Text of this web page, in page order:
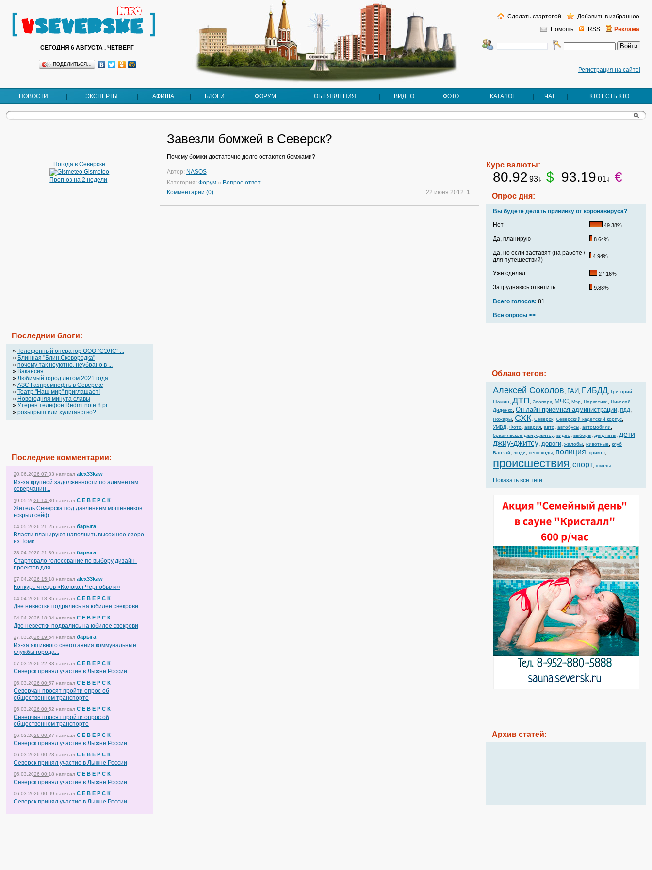
СЕГОДНЯ 6 АВГУСТА , ЧЕТВЕРГ
ПОДЕЛИТЬСЯ…
Регистрация на сайте!
Помощь RSS Реклама
Сделать стартовой Добавить в избранное
НОВОСТИ ЭКСПЕРТЫ АФИША БЛОГИ ФОРУМ ОБЪЯВЛЕНИЯ ВИДЕО ФОТО КАТАЛОГ ЧАТ КТО ЕСТЬ КТО
Погода в Северске
Gismeteo
Прогноз на 2 недели
Последнии блоги:
» Телефонный оператор OOO “СЭЛС” ...
» Блинная "Блин.Сковородка"
» почему так неуютно, неубрано в ...
» Вакансия
» Любимый город летом 2021 года
» АЗС Газпромнефть в Северске
» Театр "Наш мир" приглашает!
» Новогодняя минута славы
» Утерен телефон Redmi note 8 pr ...
» розыгрыш или хулиганство?
Последние комментарии:
20.06.2026 07:33 написал alex33kaw
Из-за крупной задолженности по алиментам
северчанин...
19.05.2026 14:30 написал С Е В Е Р С К
Житель Северска под давлением мошенников
вскрыл сейф...
04.05.2026 21:25 написал барыга
Власти планируют наполнить высохшее озеро
из Томи
23.04.2026 21:39 написал барыга
Стартовало голосование по выбору дизайн-
проектов для...
07.04.2026 15:18 написал alex33kaw
Конкурс чтецов «Колокол Чернобыля»
04.04.2026 18:35 написал С Е В Е Р С К
Две невестки подрались на юбилее свекрови
04.04.2026 18:34 написал С Е В Е Р С К
Две невестки подрались на юбилее свекрови
27.03.2026 19:54 написал барыга
Из-за активного снеготаяния коммунальные
службы города...
07.03.2026 22:33 написал С Е В Е Р С К
Северск принял участие в Лыжне России
06.03.2026 00:57 написал С Е В Е Р С К
Северчан просят пройти опрос об
общественном транспорте
06.03.2026 00:52 написал С Е В Е Р С К
Северчан просят пройти опрос об
общественном транспорте
06.03.2026 00:37 написал С Е В Е Р С К
Северск принял участие в Лыжне России
06.03.2026 00:23 написал С Е В Е Р С К
Северск принял участие в Лыжне России
06.03.2026 00:18 написал С Е В Е Р С К
Северск принял участие в Лыжне России
06.03.2026 00:09 написал С Е В Е Р С К
Северск принял участие в Лыжне России
Завезли бомжей в Северск?
Почему бомжи достаточно долго остаются бомжами?
Автор: NASOS
Категория: Форум» Вопрос-ответ
Комментарии (0)
22 июня 2012 1
Курс валюты:
80.92 93↓ $ 93.19 01↓ €
Опрос дня:
Вы будете делать прививку от коронавируса?
Нет
49.38%
Да, планирую 8.64%
Да, но если заставят (на работе /
для путешествий)
4.94%
Уже сделал 27.16%
Затрудняюсь ответить 9.88%
Всего голосов: 81
Все опросы >>
Облако тегов:
Алексей Соколов, ГАИ, ГИБДД, Григорий
Шамин, ДТП, Зоопарк, МЧС, Мэр, Наркотики, Николай
Диденко, Он-лайн приемная администрации, ПДД,
Пожары, СХК, Северск, Северский кадетский корпус,
УМВД, Фото, авария, авто, автобусы, автомобили,
бразильское джиу-джитсу, видео, выборы, депутаты, дети,
джиу-джитсу, дороги, жалобы, животные, клуб
Банзай, люди, пешеходы, полиция, прикол,
происшествия, спорт, школы
Показать все теги
Архив статей: